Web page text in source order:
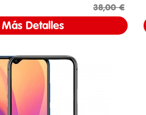
Precio base38,00 €
Más Detalles